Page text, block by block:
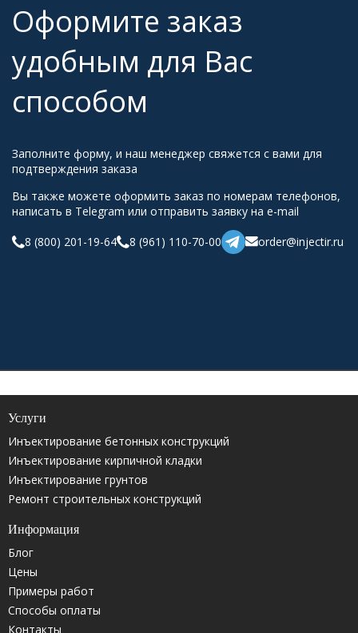
Оформите заказ
удобным для Вас
способом
Заполните форму, и наш менеджер свяжется с вами для
подтверждения заказа
Вы также можете оформить заказ по номерам телефонов,
написать в Telegram или отправить заявку на e-mail
8 (800) 201-19-64 8 (961) 110-70-00 order@injectir.ru
Услуги
Инъектирование бетонных конструкций
Инъектирование кирпичной кладки
Инъектирование грунтов
Ремонт строительных конструкций
Информация
Блог
Цены
Примеры работ
Способы оплаты
Контакты